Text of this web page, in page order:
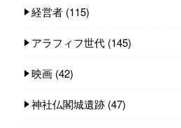
経営者 (115)
アラフィフ世代 (145)
映画 (42)
神社仏閣城遺跡 (47)